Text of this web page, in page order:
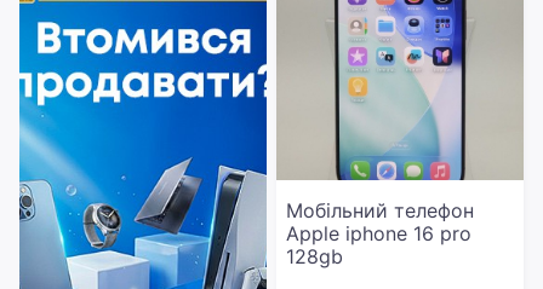
Мобільний телефон
Apple iphone 16 pro
128gb